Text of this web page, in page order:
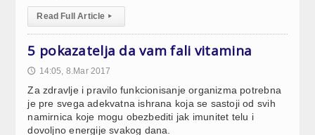
Read Full Article ▸
5 pokazatelja da vam fali vitamina
🕔 14:05, 8.Mar 2017
Za zdravlje i pravilo funkcionisanje organizma potrebna
je pre svega adekvatna ishrana koja se sastoji od svih
namirnica koje mogu obezbediti jak imunitet telu i
dovoljno energije svakog dana.